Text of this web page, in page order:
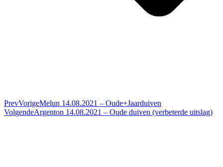
PrevVorigeMelun 14.08.2021 – Oude+Jaarduiven
VolgendeArgenton 14.08.2021 – Oude duiven (verbeterde uitslag)